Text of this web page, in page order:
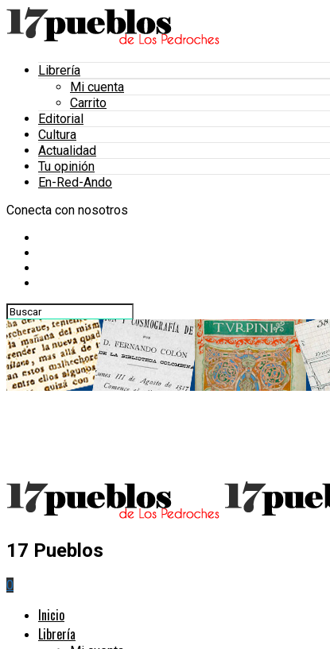
Librería
Mi cuenta
Carrito
Editorial
Cultura
Actualidad
Tu opinión
En-Red-Ando
Conecta con nosotros
17 Pueblos
0
Inicio
Librería